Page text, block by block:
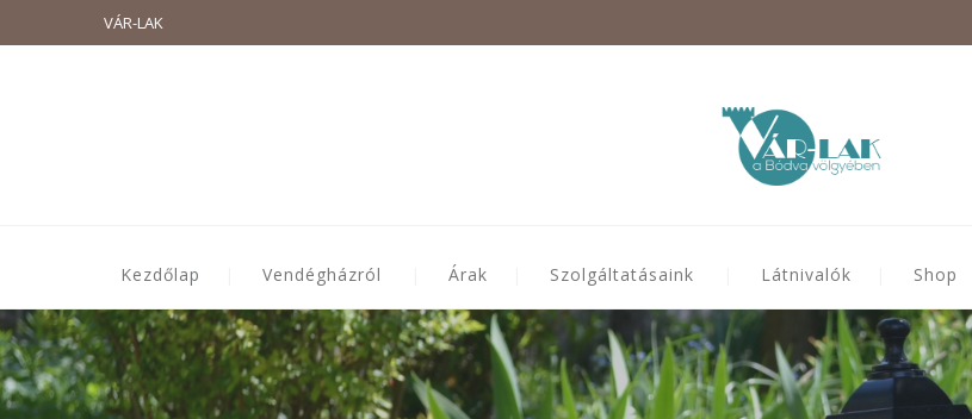
VÁR-LAK
Kezdőlap Vendégházról Árak Szolgáltatásaink Látnivalók Shop